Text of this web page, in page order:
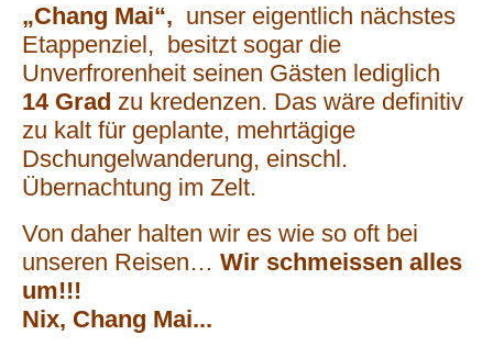
„Chang Mai“, unser eigentlich nächstes
Etappenziel, besitzt sogar die
Unverfrorenheit seinen Gästen lediglich
14 Grad zu kredenzen. Das wäre definitiv
zu kalt für geplante, mehrtägige
Dschungelwanderung, einschl.
Übernachtung im Zelt.
Von daher halten wir es wie so oft bei
unseren Reisen… Wir schmeissen alles
um!!!
Nix, Chang Mai...